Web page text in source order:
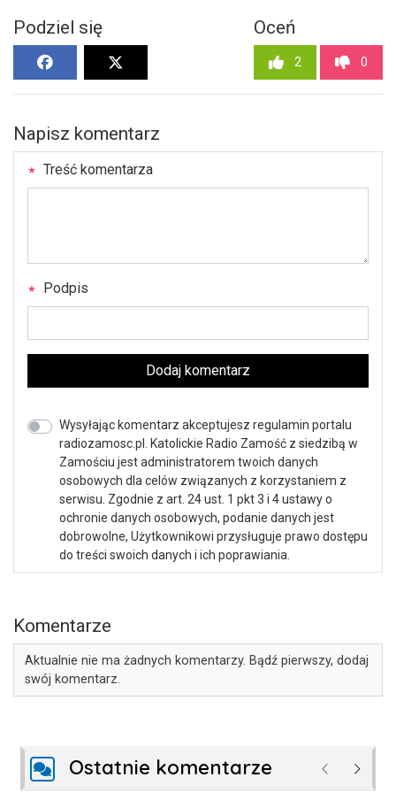
Podziel się Oceń
2 0
Napisz komentarz
Treść komentarza
Podpis
Dodaj komentarz
Wysyłając komentarz akceptujesz regulamin portalu
radiozamosc.pl. Katolickie Radio Zamość z siedzibą w
Zamościu jest administratorem twoich danych
osobowych dla celów związanych z korzystaniem z
serwisu. Zgodnie z art. 24 ust. 1 pkt 3 i 4 ustawy o
ochronie danych osobowych, podanie danych jest
dobrowolne, Użytkownikowi przysługuje prawo dostępu
do treści swoich danych i ich poprawiania.
Komentarze
Aktualnie nie ma żadnych komentarzy. Bądź pierwszy, dodaj
swój komentarz.
Ostatnie komentarze Poprzednie